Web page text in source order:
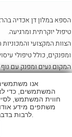
הספא במלון דן אכדיה
טיפול יוקרתית ומרגיעה.
הצוות המקצועי
ומפנקים, כולל טיפולי
המקום נעים ומפנק עם נוף
ושחרור עמוק לגוף
מיקום:ררמת ים 122, הרצליה
מגוון חבילות ספא
אנו משתמשים
המשתמשים, כדי
חווית המשתמש,
משתפים מידע
לרבות